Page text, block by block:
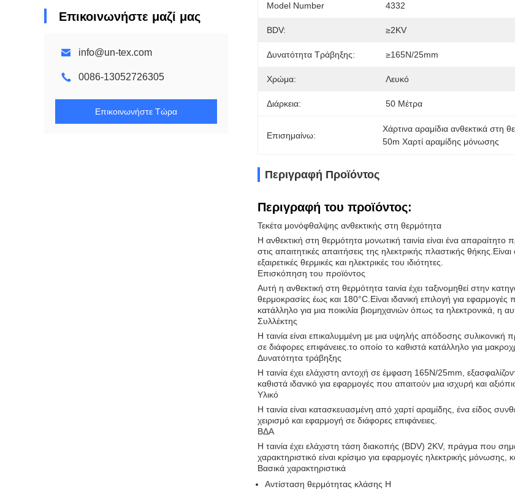
Επικοινωνήστε μαζί μας
info@un-tex.com
0086-13052726305
Επικοινωνήστε Τώρα
Model Number 4332
BDV: ≥2KV
Δυνατότητα Τράβηξης: ≥165N/25mm
Χρώμα: Λευκό
Διάρκεια: 50 Μέτρα
Επισημαίνω:
Χάρτινα αραμίδια ανθεκτικά στη
50m Χαρτί αραμίδης μόνωσης
Περιγραφή Προϊόντος
Περιγραφή του προϊόντος:
Τεκέτα μονόφθαλψης ανθεκτικής στη θερμότητα
Η ανθεκτική στη θερμότητα μονωτική ταινία είναι ένα απαραίτητο
στις απαιτητικές απαιτήσεις της ηλεκτρικής πλαστικής
εξαιρετικές θερμικές και ηλεκτρικές του ιδιότητες.
Επισκόπηση του προϊόντος
Αυτή η ανθεκτική στη θερμότητα ταινία έχει ταξινομηθεί στην
θερμοκρασίες έως και 180°C.Είναι ιδανική επιλογή για
κατάλληλο για μια ποικιλία βιομηχανιών όπως τα ηλεκτρονικά, η
Συλλέκτης
Η ταινία είναι επικαλυμμένη με μια υψηλής απόδοσης
σε διάφορες επιφάνειες.το οποίο το καθιστά κατάλληλο για
Δυνατότητα τράβηξης
Η ταινία έχει ελάχιστη αντοχή σε έμφαση 165N/25mm,
καθιστά ιδανικό για εφαρμογές που απαιτούν μια ισχυρή και
Υλικό
Η ταινία είναι κατασκευασμένη από χαρτί αραμίδης, ένα είδος
χειρισμό και εφαρμογή σε διάφορες επιφάνειες.
ΒΔΑ
Η ταινία έχει ελάχιστη τάση διακοπής (BDV) 2KV, πράγμα που
χαρακτηριστικό είναι κρίσιμο για εφαρμογές ηλεκτρικής μόνωσης,
Βασικά χαρακτηριστικά
Αντίσταση θερμότητας κλάσης H